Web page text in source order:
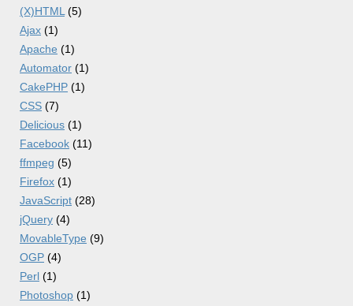
(X)HTML (5)
Ajax (1)
Apache (1)
Automator (1)
CakePHP (1)
CSS (7)
Delicious (1)
Facebook (11)
ffmpeg (5)
Firefox (1)
JavaScript (28)
jQuery (4)
MovableType (9)
OGP (4)
Perl (1)
Photoshop (1)